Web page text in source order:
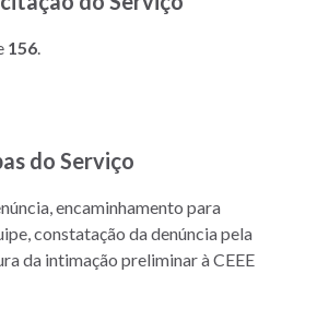
156.
do Serviço
encaminhamento para
constatação da denúncia pela
da intimação preliminar à CEEE